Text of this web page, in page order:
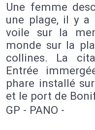
Une femme
une plage, il y a
voile sur la
monde sur la
collines. La
Entrée
phare installé
et le port de
GP - PANO -